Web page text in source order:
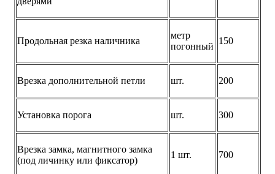
Продольная резка наличника
метр
погонный
150
Врезка дополнительной петли шт. 200
Установка порога шт. 300
Врезка замка, магнитного замка
(под личинку или фиксатор)
1 шт. 700